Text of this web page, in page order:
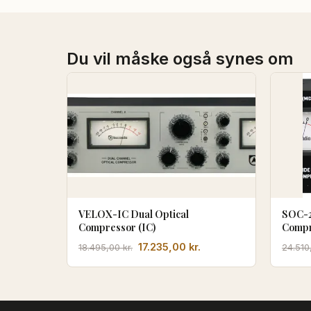
Du vil måske også synes om
VELOX-IC Dual Optical
Compressor (IC)
18.495,00kr. Den
17.235,00 kr.